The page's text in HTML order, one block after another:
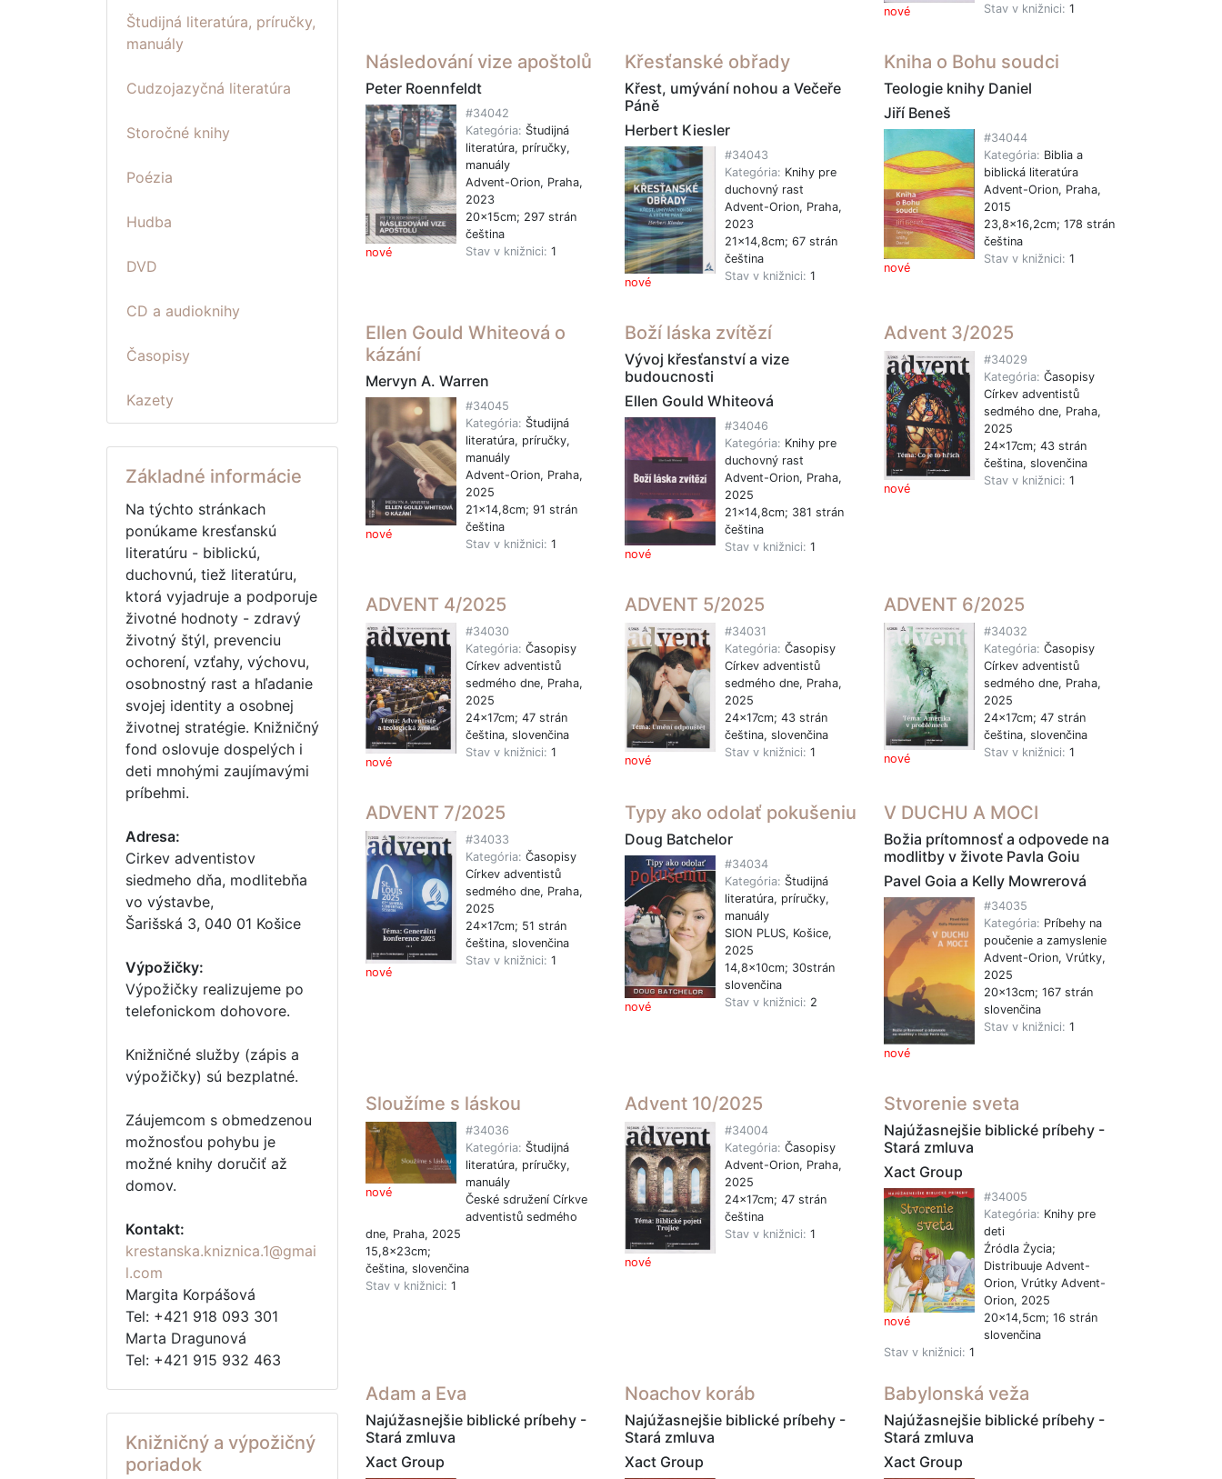
Študijná literatúra, príručky,
manuály
Cudzojazyčná literatúra
Storočné knihy
Poézia
Hudba
DVD
CD a audioknihy
Časopisy
Kazety
Základné informácie
Na týchto stránkach
ponúkame kresťanskú
literatúru - biblickú,
duchovnú, tiež literatúru,
ktorá vyjadruje a podporuje
životné hodnoty - zdravý
životný štýl, prevenciu
ochorení, vzťahy, výchovu,
osobnostný rast a hľadanie
svojej identity a osobnej
životnej stratégie. Knižničný
fond oslovuje dospelých i
deti mnohými zaujímavými
príbehmi.
Adresa:
Cirkev adventistov
siedmeho dňa, modlitebňa
vo výstavbe,
Šarišská 3, 040 01 Košice
Výpožičky:
Výpožičky realizujeme po
telefonickom dohovore.
Knižničné služby (zápis a
výpožičky) sú bezplatné.
Záujemcom s obmedzenou
možnosťou pohybu je
možné knihy doručiť až
domov.
Kontakt:
krestanska.kniznica.1@gmai
l.com
Margita Korpášová
Tel: +421 918 093 301
Marta Dragunová
Tel: +421 915 932 463
Knižničný a výpožičný
poriadok
nové
Stav v knižnici: 1
Následování vize apoštolů
Peter Roennfeldt
nové
#34042
Kategória: Študijná
literatúra, príručky,
manuály
Advent-Orion, Praha,
2023
20x15cm; 297 strán
čeština
Stav v knižnici: 1
Křesťanské obřady
Křest, umývání nohou a Večeře
Páně
Herbert Kiesler
nové
#34043
Kategória: Knihy pre
duchovný rast
Advent-Orion, Praha,
2023
21x14,8cm; 67 strán
čeština
Stav v knižnici: 1
Kniha o Bohu soudci
Teologie knihy Daniel
Jiří Beneš
nové
#34044
Kategória: Biblia a
biblická literatúra
Advent-Orion, Praha,
2015
23,8x16,2cm; 178 strán
čeština
Stav v knižnici: 1
Ellen Gould Whiteová o
kázání
Mervyn A. Warren
nové
#34045
Kategória: Študijná
literatúra, príručky,
manuály
Advent-Orion, Praha,
2025
21x14,8cm; 91 strán
čeština
Stav v knižnici: 1
Boží láska zvítězí
Vývoj křesťanství a vize
budoucnosti
Ellen Gould Whiteová
nové
#34046
Kategória: Knihy pre
duchovný rast
Advent-Orion, Praha,
2025
21x14,8cm; 381 strán
čeština
Stav v knižnici: 1
Advent 3/2025
nové
#34029
Kategória: Časopisy
Církev adventistů
sedmého dne, Praha,
2025
24x17cm; 43 strán
čeština, slovenčina
Stav v knižnici: 1
ADVENT 4/2025
nové
#34030
Kategória: Časopisy
Církev adventistů
sedmého dne, Praha,
2025
24x17cm; 47 strán
čeština, slovenčina
Stav v knižnici: 1
ADVENT 5/2025
nové
#34031
Kategória: Časopisy
Církev adventistů
sedmého dne, Praha,
2025
24x17cm; 43 strán
čeština, slovenčina
Stav v knižnici: 1
ADVENT 6/2025
nové
#34032
Kategória: Časopisy
Církev adventistů
sedmého dne, Praha,
2025
24x17cm; 47 strán
čeština, slovenčina
Stav v knižnici: 1
ADVENT 7/2025
nové
#34033
Kategória: Časopisy
Církev adventistů
sedmého dne, Praha,
2025
24x17cm; 51 strán
čeština, slovenčina
Stav v knižnici: 1
Typy ako odolať pokušeniu
Doug Batchelor
nové
#34034
Kategória: Študijná
literatúra, príručky,
manuály
SION PLUS, Košice,
2025
14,8x10cm; 30strán
slovenčina
Stav v knižnici: 2
V DUCHU A MOCI
Božia prítomnosť a odpovede na
modlitby v živote Pavla Goiu
Pavel Goia a Kelly Mowrerová
nové
#34035
Kategória: Príbehy na
poučenie a zamyslenie
Advent-Orion, Vrútky,
2025
20x13cm; 167 strán
slovenčina
Stav v knižnici: 1
Sloužíme s láskou
nové
#34036
Kategória: Študijná
literatúra, príručky,
manuály
České sdružení Církve
adventistů sedmého
dne, Praha, 2025
15,8x23cm;
čeština, slovenčina
Stav v knižnici: 1
Advent 10/2025
nové
#34004
Kategória: Časopisy
Advent-Orion, Praha,
2025
24x17cm; 47 strán
čeština
Stav v knižnici: 1
Stvorenie sveta
Najúžasnejšie biblické príbehy -
Stará zmluva
Xact Group
nové
#34005
Kategória: Knihy pre
deti
Źródla Życia;
Distribuuje Advent-
Orion, Vrútky Advent-
Orion, 2025
20x14,5cm; 16 strán
slovenčina
Stav v knižnici: 1
Adam a Eva
Najúžasnejšie biblické príbehy -
Stará zmluva
Xact Group
Noachov koráb
Najúžasnejšie biblické príbehy -
Stará zmluva
Xact Group
Babylonská veža
Najúžasnejšie biblické príbehy -
Stará zmluva
Xact Group